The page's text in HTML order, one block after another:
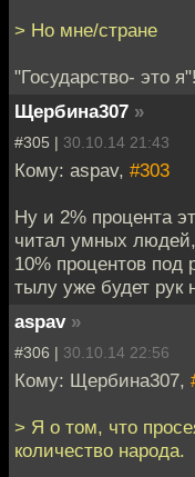
> Но мне/стране
"Государство- это
Щербина307 »
#305 | 30.10.14 21:43
Кому: aspav, #303
Ну и 2% процента
читал умных
10% процентов
тылу уже будет рук
aspav »
#306 | 30.10.14 22:56
Кому: Щербина307,
> Я о том, что
количество народа.